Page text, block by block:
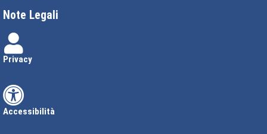
Note Legali
Privacy
Accessibilità